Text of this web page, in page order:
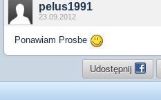
pelus1991
23.09.2012
Ponawiam Prosbe
Udostępnij